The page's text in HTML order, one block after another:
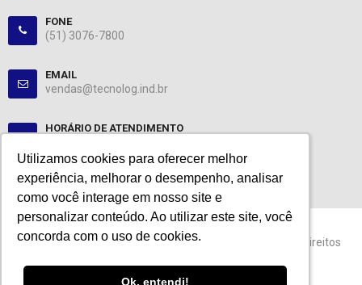
Utilizamos cookies para oferecer melhor
experiência, melhorar o desempenho, analisar
como você interage em nosso site e
personalizar conteúdo. Ao utilizar este site, você
concorda com o uso de cookies.
Ok, entendi!
Utilizamos cookies para oferecer melhor
experiência, melhorar o desempenho, analisar
como você interage em nosso site e
personalizar conteúdo. Ao utilizar este site, você
concorda com o uso de cookies.
Ok, entendi!
FONE
(51) 3076-7800
EMAIL
vendas@tecnolog.ind.br
HORÁRIO DE ATENDIMENTO
© 2024 Tecnolog. CNPJ: 89.401.335/0001-25. Todos os direitos
reservados.